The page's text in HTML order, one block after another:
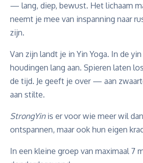
— lang, diep, bewust. Het lichaam
neemt je mee van inspanning naar
zijn.
Van zijn landt je in Yin Yoga. In de
houdingen lang aan. Spieren laten
de tijd. Je geeft je over — aan
aan stilte.
StrongYinis er voor wie meer wil
ontspannen, maar ook hun eigen
In een kleine groep van maximaal 7